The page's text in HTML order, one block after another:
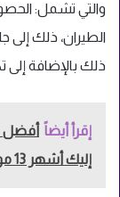
والتي تشمل:
الطيران، ذلك إلى
ذلك بالإضافة إلى
إقرأ أيضاً أفضل
إليك أشهر 13 موقع بيع سيارات مستعملة من كوريا